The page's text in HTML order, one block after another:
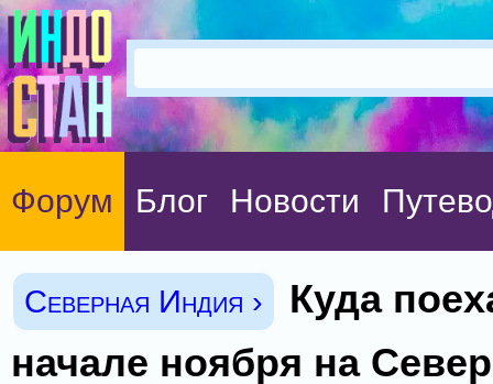
Форум Блог Новости
Северная Индия ›
Куда
начале ноября на